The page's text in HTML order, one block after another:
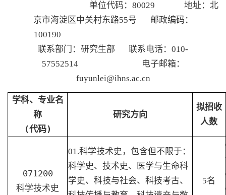
单位代码： 80029 地址：北
京市海淀区中关村东路55号 邮政编码：
100190
联系部门：研究生部 联系电话： 010-
57552514
电子邮箱：
fuyunlei@ihns.ac.cn
学科、专业名
称
(代码)
研究方向
拟招收
人数
071200
科学技术史
01.科学技术史，包含但不限于：
科学史、技术史、医学与生命科
学史、科技与社会、科技考古、
5名